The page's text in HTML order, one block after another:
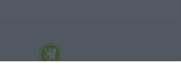
Sp. z o.o. Internetowy Serwis Informacyjny Miasta